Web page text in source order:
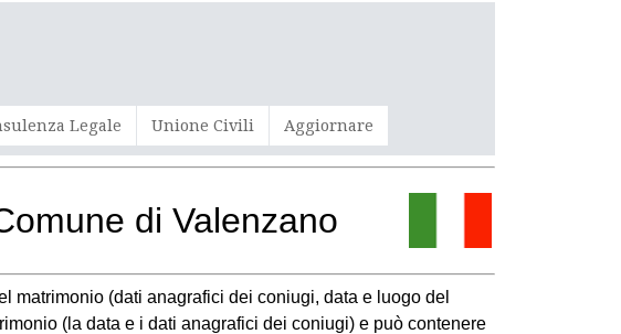
Legale Unione Civili Aggiornare
di Valenzano
matrimonio (dati anagrafici dei coniugi, data e luogo del
(la data e i dati anagrafici dei coniugi) e può contenere